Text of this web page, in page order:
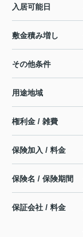
入居可能日
敷金積み増し
その他条件
用途地域
権利金 / 雑費
保険加入 / 料金
保険名 / 保険期間
保証会社 / 料金